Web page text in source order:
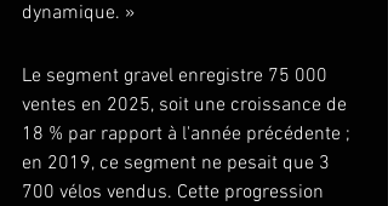
dynamique. »
Le segment gravel enregistre 75 000
ventes en 2025, soit une croissance de
18 % par rapport à l'année précédente ;
en 2019, ce segment ne pesait que 3
700 vélos vendus. Cette progression